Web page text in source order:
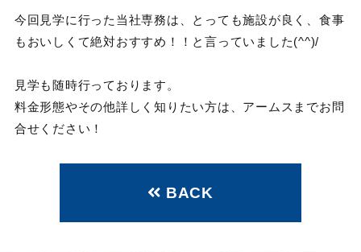
今回見学に行った当社専務は、とっても施設が良く、食事
もおいしくて絶対おすすめ！！と言っていました(^^)/
見学も随時行っております。
料金形態やその他詳しく知りたい方は、アームスまでお問
合せください！
BACK